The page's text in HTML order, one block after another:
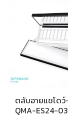
ตลับอายแชโด
QMA-ES24-